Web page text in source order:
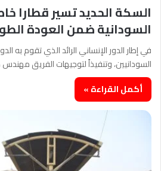
السكة الحديد تسير قطارا
السودانية ضمن العودة
​في إطار الدور الإنساني الرائد الذي تقوم به
السودانيين، وتنفيذاً لتوجيهات الفريق مهندس
أكمل القراءة »